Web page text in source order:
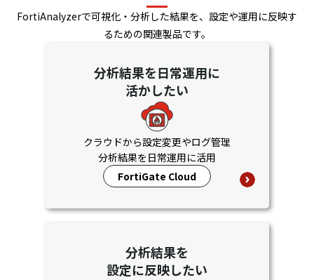
FortiAnalyzerで可視化・分析した結果を、設定や運用に反映す
るための関連製品です。
分析結果を日常運用に
活かしたい
クラウドから設定変更やログ管理
分析結果を日常運用に活用
FortiGate Cloud
分析結果を
設定に反映したい